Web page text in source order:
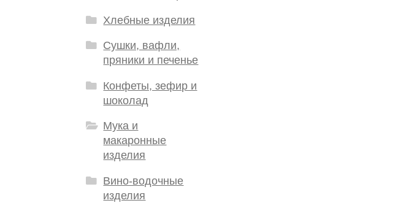
Хлебные изделия
Сушки, вафли,
пряники и печенье
Конфеты, зефир и
шоколад
Мука и
макаронные
изделия
Вино-водочные
изделия